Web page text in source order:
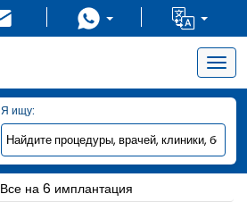
Я ищу:
Все на 6 имплантация